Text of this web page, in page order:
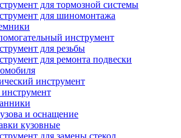
для тормозной системы
для шиномонтажа
инструмент
для резьбы
для ремонта подвески
инструмент
и оснащение
кузовные
для замены стекол